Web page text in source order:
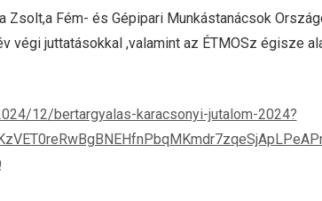
Zsolt,a Fém- és Gépipari Munkástanácsok
végi juttatásokkal ,valamint az ÉTMOSz égisze
12/bertargyalas-karacsonyi-jutalom-2024?